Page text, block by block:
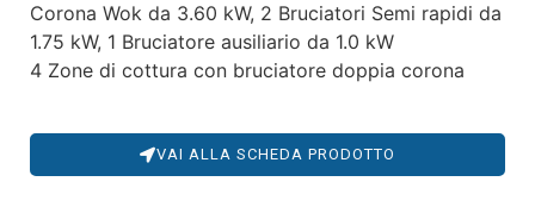
Corona Wok da 3.60 kW, 2 Bruciatori Semi rapidi da
1.75 kW, 1 Bruciatore ausiliario da 1.0 kW
4 Zone di cottura con bruciatore doppia corona
VAI ALLA SCHEDA PRODOTTO